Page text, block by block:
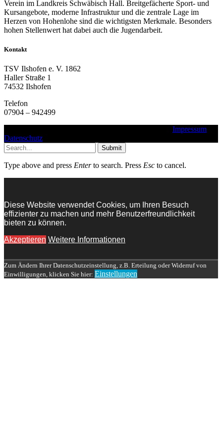
Verein im Landkreis Schwäbisch Hall. Breitgefächerte Sport- und
Kursangebote, moderne Infrastruktur und die zentrale Lage im
Herzen von Hohenlohe sind die wichtigsten Merkmale. Besonders
hohen Stellenwert hat dabei auch die Jugendarbeit.
Kontakt
TSV Ilshofen e. V. 1862
Haller Straße 1
74532 Ilshofen
Telefon
07904 – 942499
Impressum
Datenschutz
Submit
Type above and press Enterto search. Press Esc to cancel.
Diese Website verwendet Cookies, um Ihren Besuch
effizienter zu machen und mehr Benutzerfreundlichkeit
bieten zu können.
Akzeptieren Weitere Informationen
Zum Ändern Ihrer Datenschutzeinstellung, z.B. Erteilung oder Widerruf von
Einwilligungen, klicken Sie hier: Einstellungen